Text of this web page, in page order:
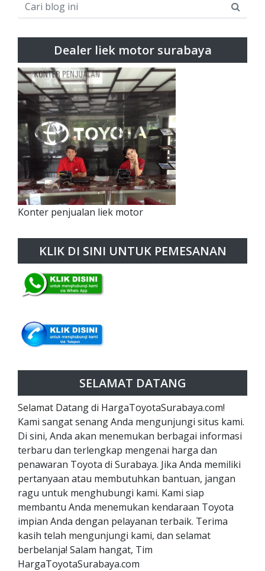
Dealer liek motor surabaya
Konter penjualan liek motor
KLIK DI SINI UNTUK PEMESANAN
SELAMAT DATANG
Selamat Datang di HargaToyotaSurabaya.com!
Kami sangat senang Anda mengunjungi situs kami.
Di sini, Anda akan menemukan berbagai informasi
terbaru dan terlengkap mengenai harga dan
penawaran Toyota di Surabaya. Jika Anda memiliki
pertanyaan atau membutuhkan bantuan, jangan
ragu untuk menghubungi kami. Kami siap
membantu Anda menemukan kendaraan Toyota
impian Anda dengan pelayanan terbaik. Terima
kasih telah mengunjungi kami, dan selamat
berbelanja! Salam hangat, Tim
HargaToyotaSurabaya.com